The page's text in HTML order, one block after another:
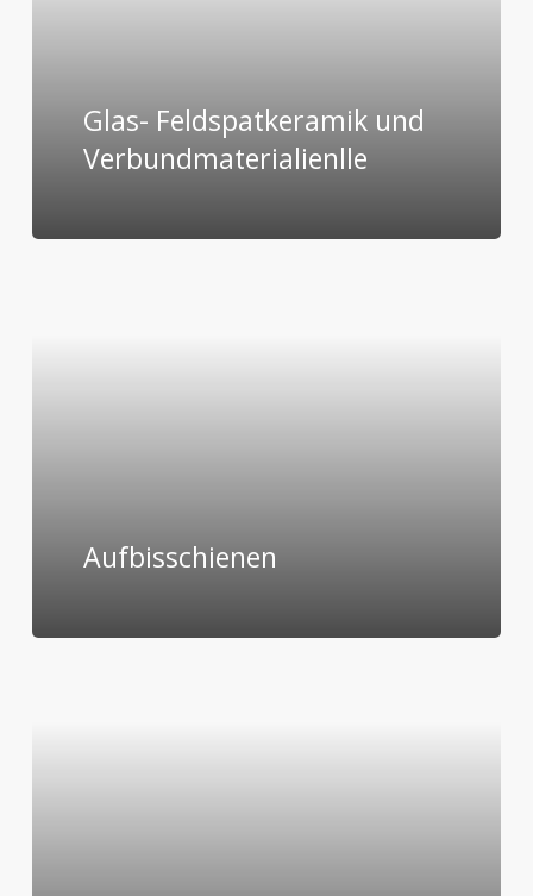
Glas- Feldspatkeramik und
Verbundmaterialienlle
Aufbisschienen